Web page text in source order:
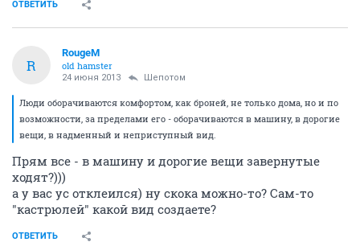
ОТВЕТИТЬ
R
RougeM
old hamster
24 июня 2013 Шепотом
Люди оборачиваются комфортом, как броней, не только дома, но и по
возможности, за пределами его - оборачиваются в машину, в дорогие
вещи, в надменный и неприступный вид.
Прям все - в машину и дорогие вещи завернутые
ходят?)))
а у вас ус отклеился) ну скока можно-то? Сам-то
"кастрюлей" какой вид создаете?
ОТВЕТИТЬ